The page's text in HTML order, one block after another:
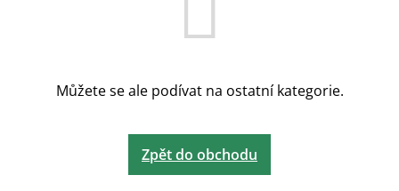
Můžete se ale podívat na ostatní kategorie.
Zpět do obchodu